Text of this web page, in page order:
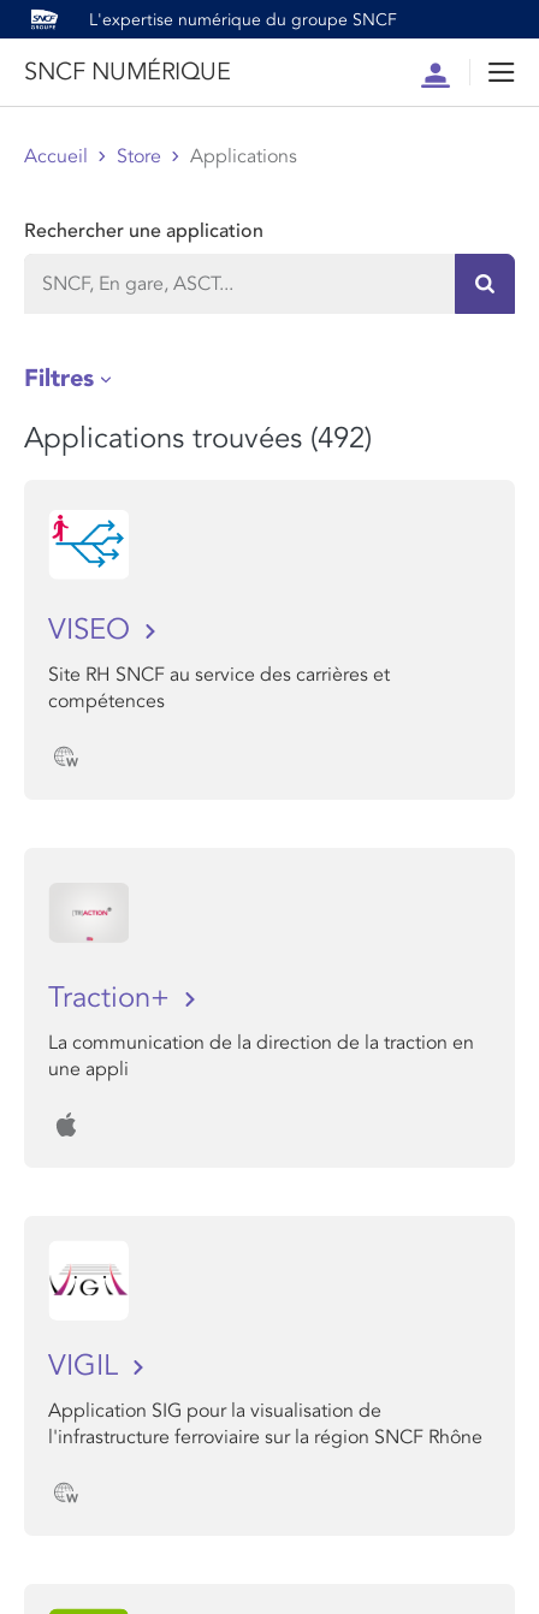
L'expertise numérique du groupe SNCF
SNCF NUMÉRIQUE
Compte
Accueil Store Applications
Rechercher une application
Filtres
Applications trouvées (492)
VISEO
Site RH SNCF au service des carrières et
compétences
Traction+
La communication de la direction de la traction en
une appli
VIGIL
Application SIG pour la visualisation de
l'infrastructure ferroviaire sur la région SNCF Rhône